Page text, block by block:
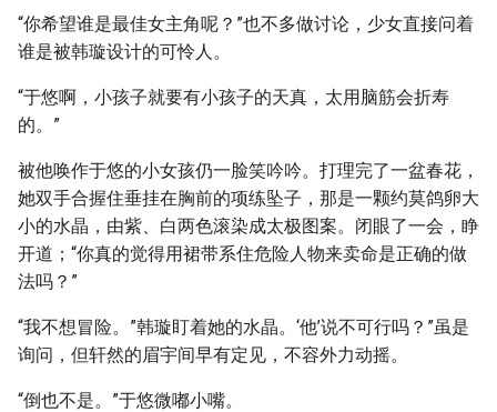
“你希望谁是最佳女主角呢？”也不多做讨论，少女直接问着
谁是被韩璇设计的可怜人。
“于悠啊，小孩子就要有小孩子的天真，太用脑筋会折寿
的。”
被他唤作于悠的小女孩仍一脸笑吟吟。打理完了一盆春花，
她双手合握住垂挂在胸前的项练坠子，那是一颗约莫鸽卵大
小的水晶，由紫、白两色滚染成太极图案。闭眼了一会，睁
开道；“你真的觉得用裙带系住危险人物来卖命是正确的做
法吗？”
“我不想冒险。”韩璇盯着她的水晶。‘他’说不可行吗？”虽是
询问，但轩然的眉宇间早有定见，不容外力动摇。
“倒也不是。”于悠微嘟小嘴。